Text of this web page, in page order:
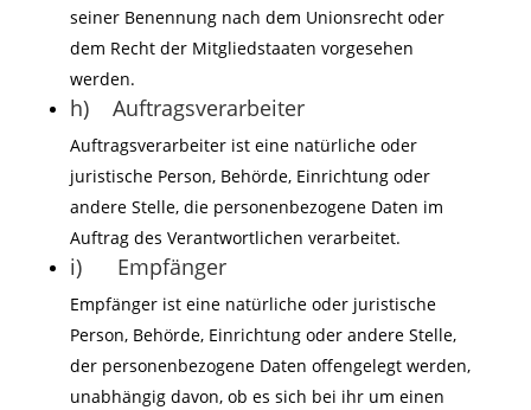
seiner Benennung nach dem Unionsrecht oder
dem Recht der Mitgliedstaaten vorgesehen
werden.
h) Auftragsverarbeiter
Auftragsverarbeiter ist eine natürliche oder
juristische Person, Behörde, Einrichtung oder
andere Stelle, die personenbezogene Daten im
Auftrag des Verantwortlichen verarbeitet.
i) Empfänger
Empfänger ist eine natürliche oder juristische
Person, Behörde, Einrichtung oder andere Stelle,
der personenbezogene Daten offengelegt werden,
unabhängig davon, ob es sich bei ihr um einen